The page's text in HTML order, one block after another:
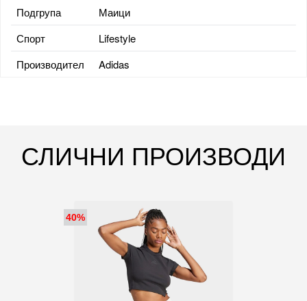
Подгрупа
Маици
Спорт
Lifestyle
Производител
Adidas
СЛИЧНИ ПРОИЗВОДИ
40%